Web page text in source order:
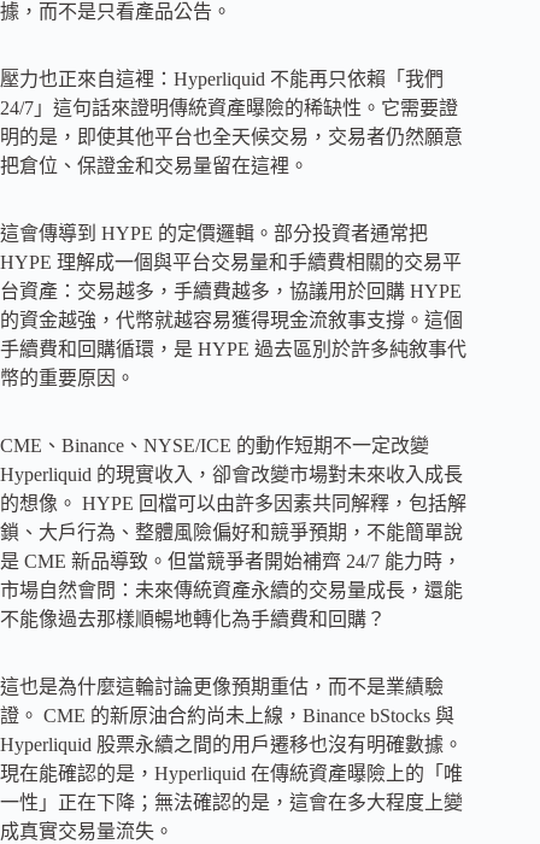
據，而不是只看產品公告。
壓力也正來自這裡：Hyperliquid 不能再只依賴「我們
24/7」這句話來證明傳統資產曝險的稀缺性。它需要證
明的是，即使其他平台也全天候交易，交易者仍然願意
把倉位、保證金和交易量留在這裡。
這會傳導到 HYPE 的定價邏輯。部分投資者通常把
HYPE 理解成一個與平台交易量和手續費相關的交易平
台資產：交易越多，手續費越多，協議用於回購 HYPE
的資金越強，代幣就越容易獲得現金流敘事支撐。這個
手續費和回購循環，是 HYPE 過去區別於許多純敘事代
幣的重要原因。
CME、Binance、NYSE/ICE 的動作短期不一定改變
Hyperliquid 的現實收入，卻會改變市場對未來收入成長
的想像。 HYPE 回檔可以由許多因素共同解釋，包括解
鎖、大戶行為、整體風險偏好和競爭預期，不能簡單說
是 CME 新品導致。但當競爭者開始補齊 24/7 能力時，
市場自然會問：未來傳統資產永續的交易量成長，還能
不能像過去那樣順暢地轉化為手續費和回購？
這也是為什麼這輪討論更像預期重估，而不是業績驗
證。 CME 的新原油合約尚未上線，Binance bStocks 與
Hyperliquid 股票永續之間的用戶遷移也沒有明確數據。
現在能確認的是，Hyperliquid 在傳統資產曝險上的「唯
一性」正在下降；無法確認的是，這會在多大程度上變
成真實交易量流失。